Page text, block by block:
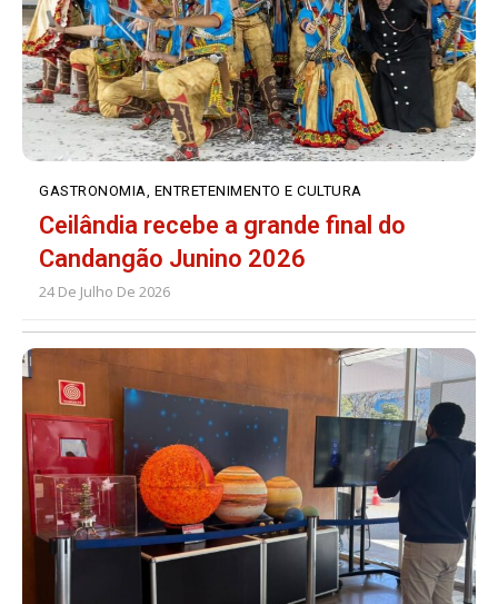
GASTRONOMIA, ENTRETENIMENTO E CULTURA
Ceilândia recebe a grande final do
Candangão Junino 2026
24 De Julho De 2026